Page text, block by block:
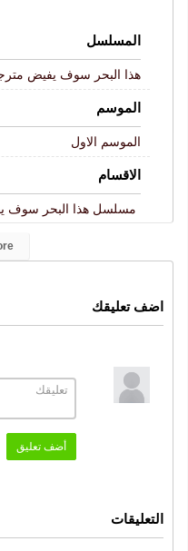
المسلسل
هذا البحر سوف يفيض
الموسم
الموسم الاول
الاقسام
مسلسل هذا البحر سوف
مسلسل هذا البحر سوف
الحلقة 28
هذا البحر
هذا البحر سوف يفيض حلقة 28
موقع قرمزي
الممثلون
اضف تعليقك
أضف تعليق
التعليقات